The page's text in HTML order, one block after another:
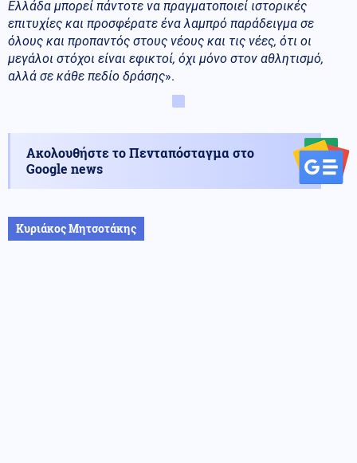
Ελλάδα μπορεί πάντοτε να πραγματοποιεί ιστορικές
επιτυχίες και προσφέρατε ένα λαμπρό παράδειγμα σε
όλους και προπαντός στους νέους και τις νέες, ότι οι
μεγάλοι στόχοι είναι εφικτοί, όχι μόνο στον αθλητισμό,
αλλά σε κάθε πεδίο δράσης».
Ακολουθήστε το Πενταπόσταγμα στο
Google news
Κυριάκος Μητσοτάκης